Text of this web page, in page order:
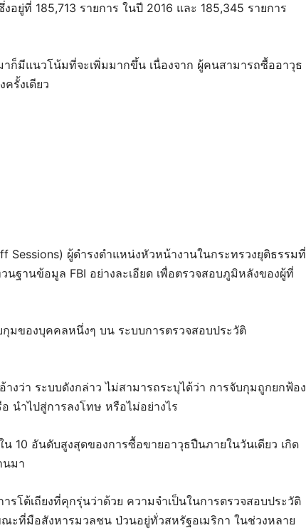
อยู่ที่ 185,713 รายการ ในปี 2016 และ 185,345 รายการ
ก็มีแนวโน้มที่จะเพิ่มมากขึ้น เนื่องจาก ผู้คนสามารถซื้ออาวุธ
รั้งเดียว
Sessions) ผู้ดำรงตำแหน่งหัวหน้างานในกระทรวงยุติธรรมที่
ฐานข้อมูล FBI อย่างละเอียด เพื่อตรวจสอบภูมิหลังของผู้ที่
กุมของบุคคลหนึ่งๆ บน ระบบการตรวจสอบประวัติ
งว่า ระบบดังกล่าว ไม่สามารถระบุได้ว่า การจับกุมถูกยกฟ้อง
นำไปสู่การลงโทษ หรือไม่อย่างไร
10 อันดับสูงสุดของการซื้อขายอาวุธปืนภายในวันเดียว เกิด
นมา
รโต้เถียงที่คุกรุ่นว่าด้วย ความจำเป็นในการตรวจสอบประวัติ
ะที่มือสังหารมวลชน ป่วนอยู่ทั่วสหรัฐอเมริกา ในช่วงหลาย